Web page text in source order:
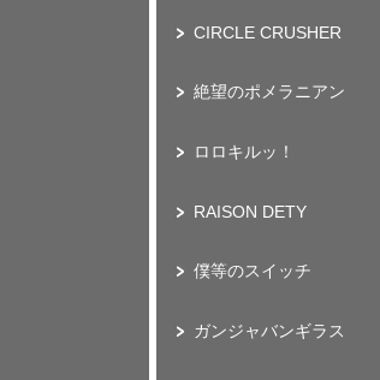
CIRCLE CRUSHER
絶望のポメラニアン
ロロキルッ！
RAISON DETY
僕等のスイッチ
ガンジャバンギラス